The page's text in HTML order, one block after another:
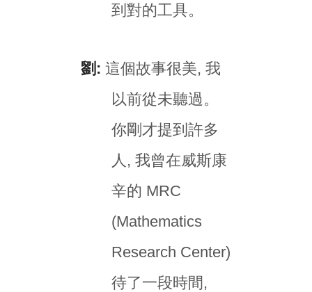
到對的工具。
劉: 這個故事很美, 我
以前從未聽過。
你剛才提到許多
人, 我曾在威斯康
辛的 MRC
(Mathematics
Research Center)
待了一段時間,